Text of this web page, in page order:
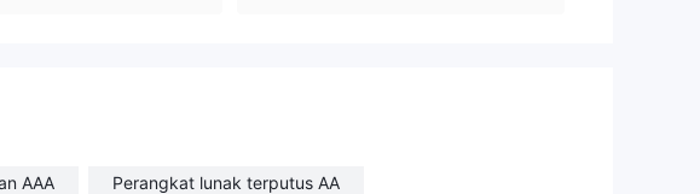
AAA Perangkat lunak terputus AA